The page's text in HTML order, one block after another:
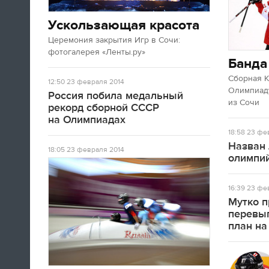
А если вы устали от соревнований за
последние недели, то вот
неспортивные итоги Олимпиады в
Сочи.
09:33
Третьяк сказал, что Олега Знарока в
сборной России не будет.
Салют после церемонии закрытия
Ускользающая красота
Церемония закрытия Игр в Сочи:
фотогалерея «Ленты.ру»
12:5023 февраля 2014
Россия побила медальный
рекорд сборной СССР
на Олимпиадах
18:0523 февраля 2014
Сборная
из Сочи
18:5823
Назван
16:3923
Мутко
план